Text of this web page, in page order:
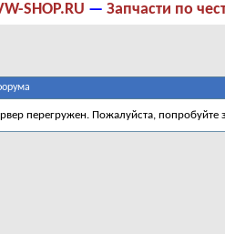
SHOP.RU — Запчасти по
перегружен. Пожалуйста, попробуйте